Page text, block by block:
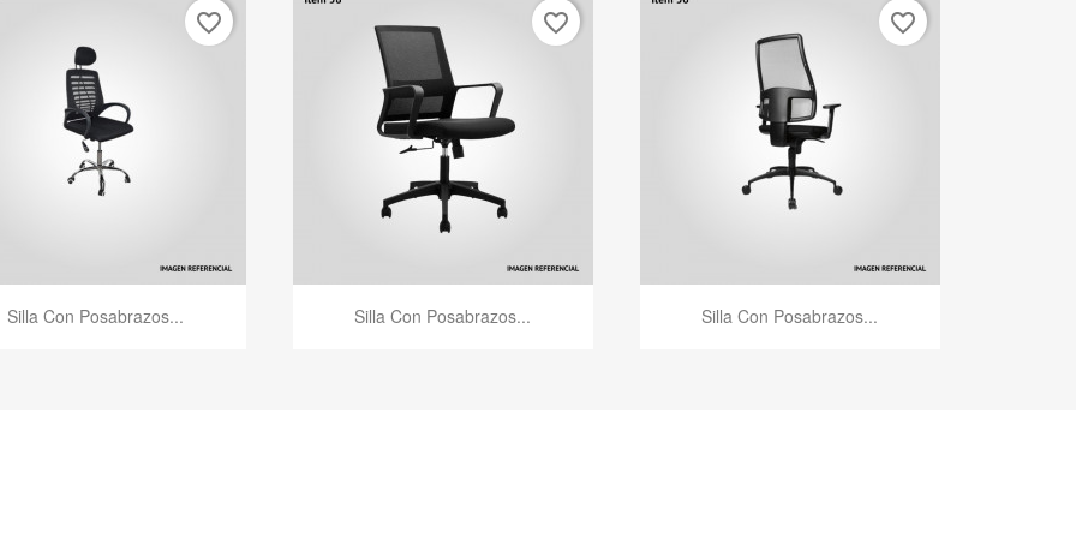
Vista rápida
Silla Con Posabrazos...
favorite_border
Vista rápida
Silla Con Posabrazos...
favorite_border
Vista rápida
Silla Con Posabrazos...
favorite_border